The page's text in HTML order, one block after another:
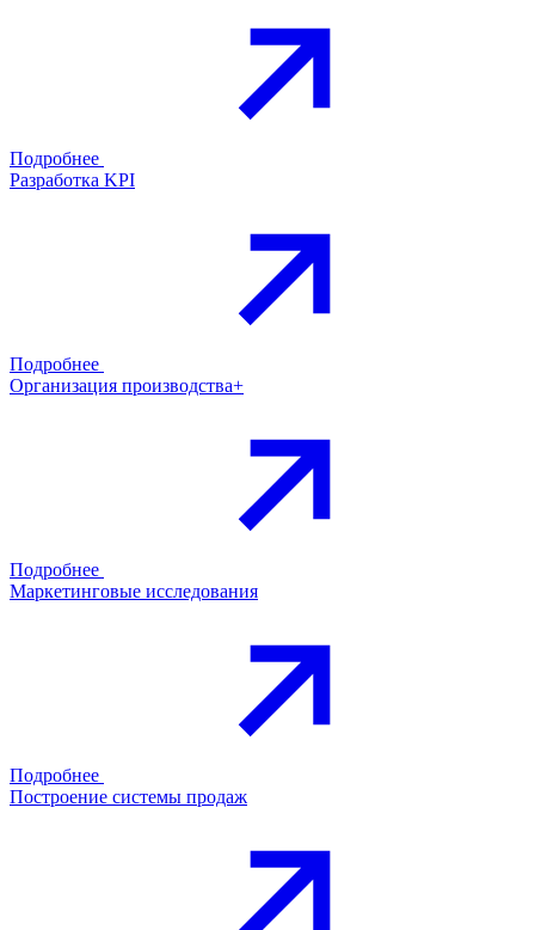
Подробнее
Разработка KPI
Подробнее
Организация производства+
Подробнее
Маркетинговые исследования
Подробнее
Построение системы продаж